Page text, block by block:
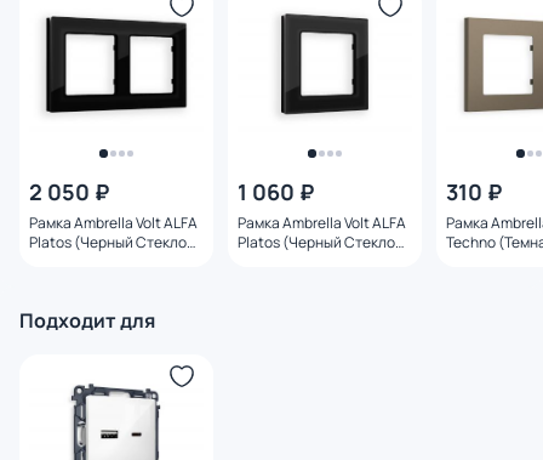
2 050 ₽
Рамка Ambrella Volt ALFA
Platos (Черный Стекло
1 060 ₽
Рамка Ambrella Volt ALFA
Platos (Черный Стекло
310 ₽
Рамка
Techno
Подходит для